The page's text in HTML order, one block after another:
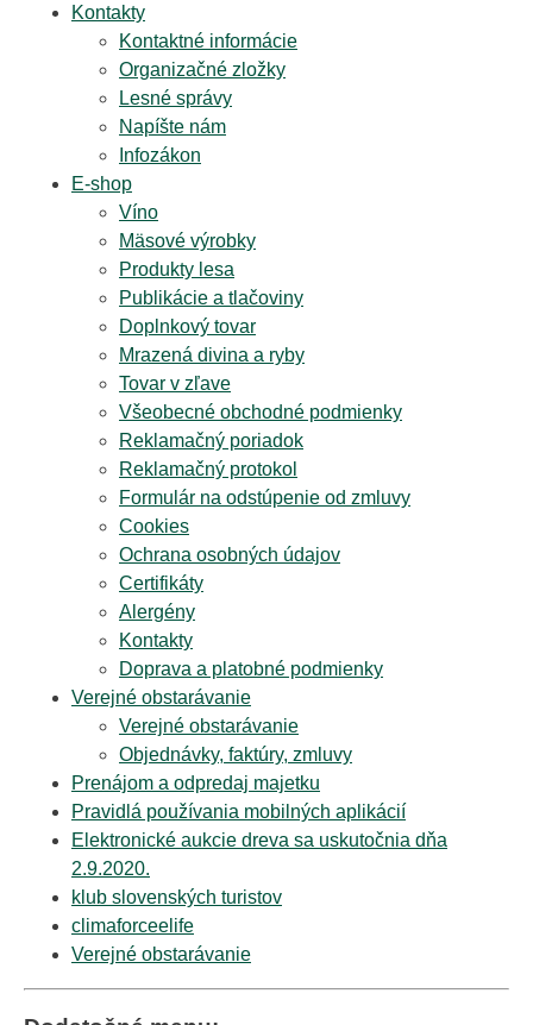
Kontakty
Kontaktné informácie
Organizačné zložky
Lesné správy
Napíšte nám
Infozákon
E-shop
Víno
Mäsové výrobky
Produkty lesa
Publikácie a tlačoviny
Doplnkový tovar
Mrazená divina a ryby
Tovar v zľave
Všeobecné obchodné podmienky
Reklamačný poriadok
Reklamačný protokol
Formulár na odstúpenie od zmluvy
Cookies
Ochrana osobných údajov
Certifikáty
Alergény
Kontakty
Doprava a platobné podmienky
Verejné obstarávanie
Verejné obstarávanie
Objednávky, faktúry, zmluvy
Prenájom a odpredaj majetku
Pravidlá používania mobilných aplikácií
Elektronické aukcie dreva sa uskutočnia dňa
2.9.2020.
klub slovenských turistov
climaforceelife
Verejné obstarávanie